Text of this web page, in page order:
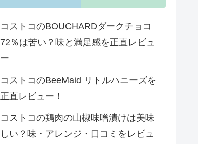
コストコのBOUCHARDダークチョコ
72％は苦い？味と満足感を正直レビュ
ー
コストコのBeeMaid リトルハニーズを
正直レビュー！
コストコの鶏肉の山椒味噌漬けは美味
しい？味・アレンジ・口コミをレビュ